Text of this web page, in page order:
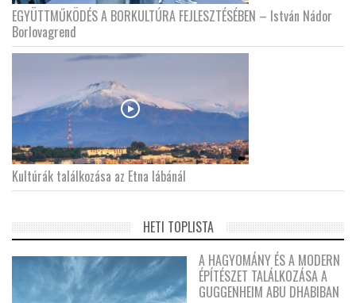
EGYÜTTMŰKÖDÉS A BORKULTÚRA FEJLESZTÉSÉBEN – István Nádor
Borlovagrend
Kultúrák találkozása az Etna lábánál
HETI TOPLISTA
A HAGYOMÁNY ÉS A MODERN
ÉPÍTÉSZET TALÁLKOZÁSA A
GUGGENHEIM ABU DHABIBAN